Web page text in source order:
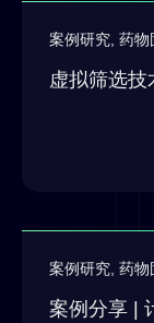
案例研究 药物
虚拟筛选
案例研究 药物
案例分享 |